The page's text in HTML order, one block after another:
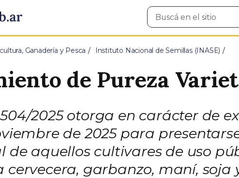
Buscar
en
Ganadería y Pesca Instituto Nacional de Semillas (INASE)
de Pureza
2025 otorga en carácter de
de 2025 para
de aquellos cultivares de uso
cervecera, garbanzo, maní, soja